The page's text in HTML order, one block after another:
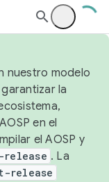
nuestro modelo
la
en el
el AOSP y
. La
release